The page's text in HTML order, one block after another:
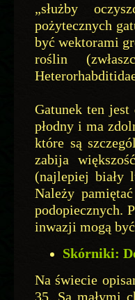
„służby
pożytecznych
być wektorami
roślin
Gatunek ten
płodny i ma
które są
zabija
(najlepiej biały
Należy
podopiecznych.
inwazji mogą
Skórniki:
Na świecie
35. Są małymi